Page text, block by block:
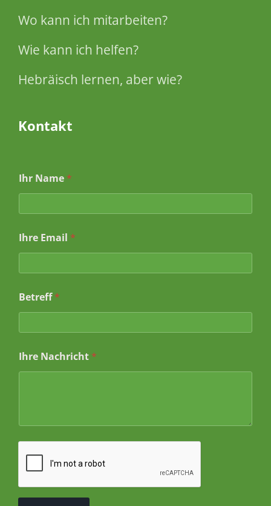
Wo kann ich mitarbeiten?
Wie kann ich helfen?
Hebräisch lernen, aber wie?
Kontakt
h
r
*
a
m
Ihr Name *
Ihre Email *
Betreff*
Ihre Nachricht *